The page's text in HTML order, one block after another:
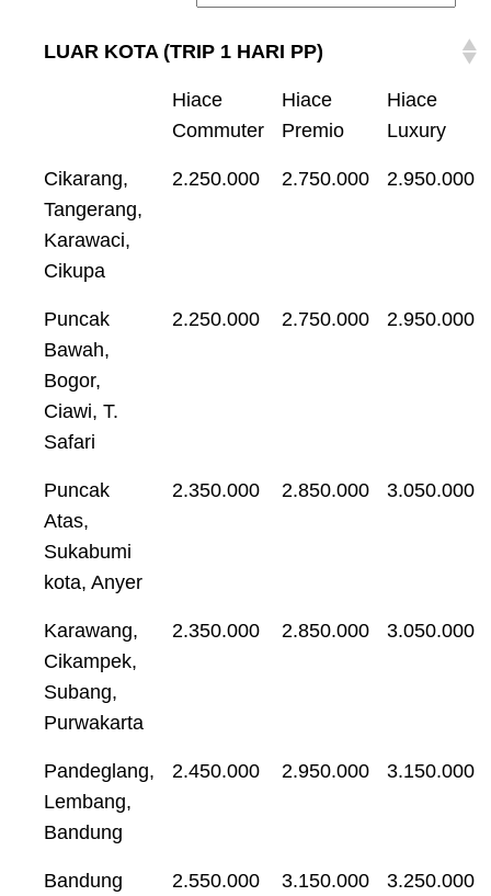
LUAR KOTA (TRIP 1 HARI PP)
Hiace
Commuter
Hiace
Premio
Hiace
Luxury
Cikarang,
Tangerang,
Karawaci,
Cikupa
2.250.000 2.750.000 2.950.000
Puncak
Bawah,
Bogor,
Ciawi, T.
Safari
2.250.000 2.750.000 2.950.000
Puncak
Atas,
Sukabumi
kota, Anyer
2.350.000 2.850.000 3.050.000
Karawang,
Cikampek,
Subang,
Purwakarta
2.350.000 2.850.000 3.050.000
Pandeglang,
Lembang,
Bandung
2.450.000 2.950.000 3.150.000
Bandung
2.550.000 3.150.000 3.250.000